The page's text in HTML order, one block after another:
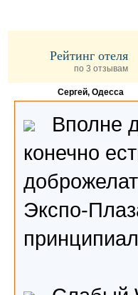
Рейтинг отеля
по 3 отзывам
Сергей, Одесса
Вполне
конечно
Экспо-